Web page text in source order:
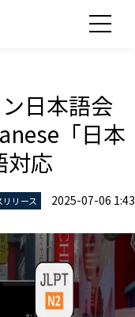
日本語会
「日本
対応
リリース 2025-07-06 1:43